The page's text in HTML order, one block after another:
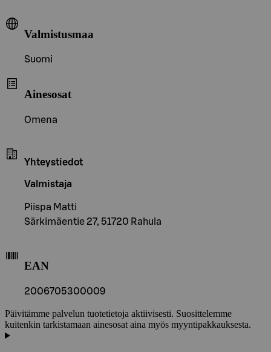
Valmistusmaa
Suomi
Ainesosat
Omena
Yhteystiedot
Valmistaja
Piispa Matti
Särkimäentie 27, 51720 Rahula
EAN
2006705300009
Päivitämme palvelun tuotetietoja aktiivisesti. Suosittelemme
kuitenkin tarkistamaan ainesosat aina myös myyntipakkauksesta.